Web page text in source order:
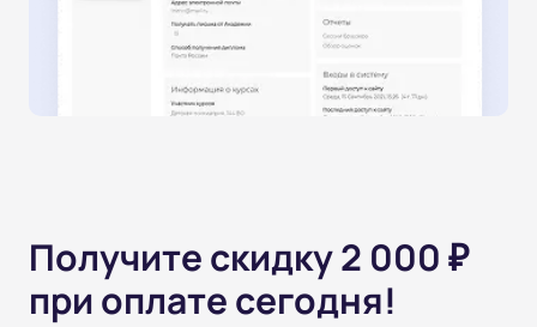
Получите скидку 2 000 ₽
при оплате сегодня!